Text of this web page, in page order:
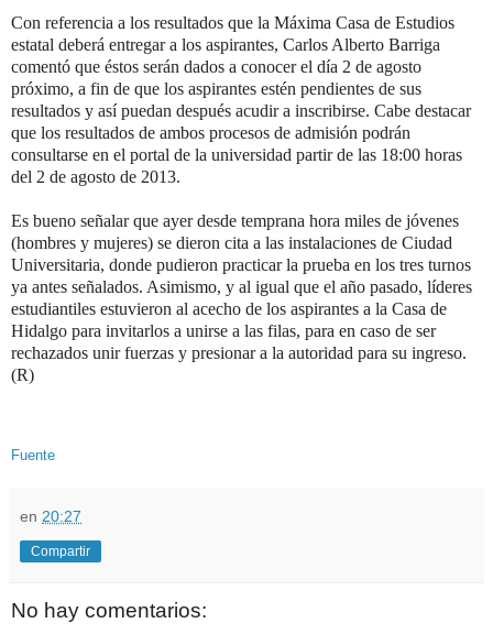
Con referencia a los resultados que la Máxima Casa de Estudios
estatal deberá entregar a los aspirantes, Carlos Alberto Barriga
comentó que éstos serán dados a conocer el día 2 de agosto
próximo, a fin de que los aspirantes estén pendientes de sus
resultados y así puedan después acudir a inscribirse. Cabe destacar
que los resultados de ambos procesos de admisión podrán
consultarse en el portal de la universidad partir de las 18:00 horas
del 2 de agosto de 2013.
Es bueno señalar que ayer desde temprana hora miles de jóvenes
(hombres y mujeres) se dieron cita a las instalaciones de Ciudad
Universitaria, donde pudieron practicar la prueba en los tres turnos
ya antes señalados. Asimismo, y al igual que el año pasado, líderes
estudiantiles estuvieron al acecho de los aspirantes a la Casa de
Hidalgo para invitarlos a unirse a las filas, para en caso de ser
rechazados unir fuerzas y presionar a la autoridad para su ingreso.
(R)
Fuente
en 20:27
Compartir
No hay comentarios: